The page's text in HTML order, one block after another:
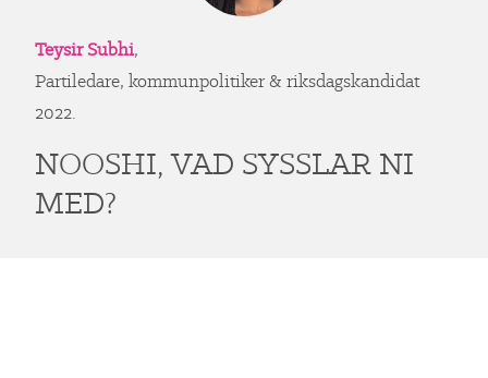
Teysir Subhi,
Partiledare, kommunpolitiker & riksdagskandidat
2022.
NOOSHI, VAD SYSSLAR NI
MED?